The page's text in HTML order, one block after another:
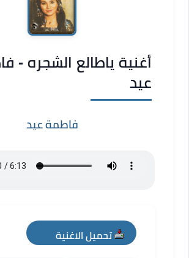
أغنية ياطالع الشجره -
عيد
فاطمة عيد
تحميل الاغنية